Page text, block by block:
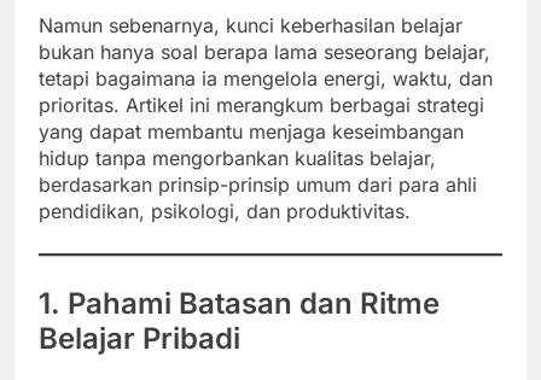
Namun sebenarnya, kunci keberhasilan belajar
bukan hanya soal berapa lama seseorang belajar,
tetapi bagaimana ia mengelola energi, waktu, dan
prioritas. Artikel ini merangkum berbagai strategi
yang dapat membantu menjaga keseimbangan
hidup tanpa mengorbankan kualitas belajar,
berdasarkan prinsip-prinsip umum dari para ahli
pendidikan, psikologi, dan produktivitas.
1. Pahami Batasan dan Ritme
Belajar Pribadi